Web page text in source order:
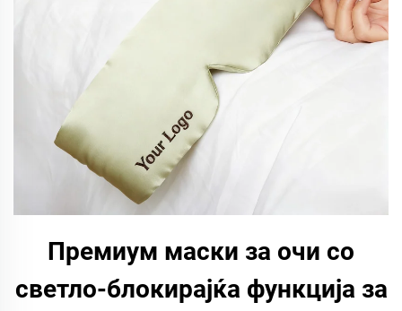
Премиум маски за очи со
светло-блокирајќа функција за